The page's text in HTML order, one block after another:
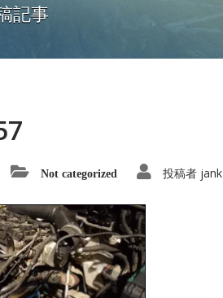
記事
Not categorized 投稿者 jank